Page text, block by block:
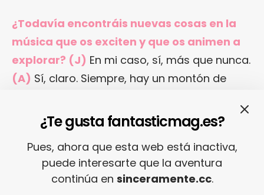
¿Todavía encontráis nuevas cosas en la
música que os exciten y que os animen a
explorar? (J) En mi caso, sí, más que nunca.
(A) Sí, claro. Siempre, hay un montón de
fanáticos de la música, estamos viviendo un
periodo súper interesante donde puedes
escuchar la música que vos quieres, al
instante y al momento. Así que es alucinante
¿Te gusta fantasticmag.es?
Pues, ahora que esta web está inactiva,
puede interesarte que la aventura
continúa en sinceramente.cc.